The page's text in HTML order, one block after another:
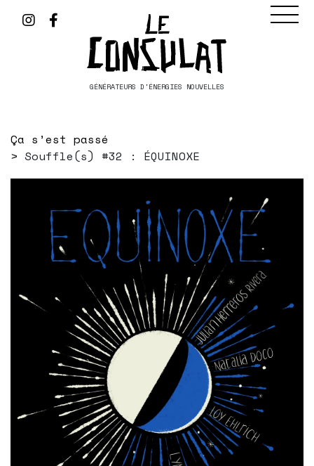
GÉNÉRATEURS D'ÉNERGIES NOUVELLES
Ça s’est passé
Souffle(s) #32 : ÉQUINOXE